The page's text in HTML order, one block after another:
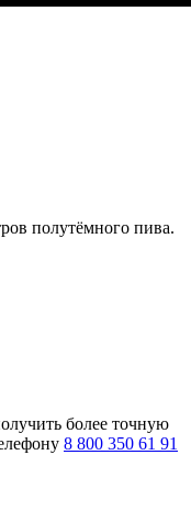
полутёмного пива.
более точную
8 800 350 61 91